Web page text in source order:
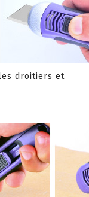
droitiers et